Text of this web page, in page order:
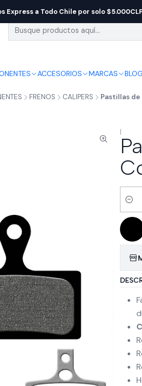
ACCESORIOS MARCAS
Express a Todo Chile por solo
FRENOS CALIPERS Pastillas
|